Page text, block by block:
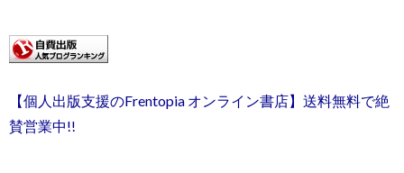
【個人出版支援のFrentopia オンライン書店】送料無料で絶
賛営業中!!